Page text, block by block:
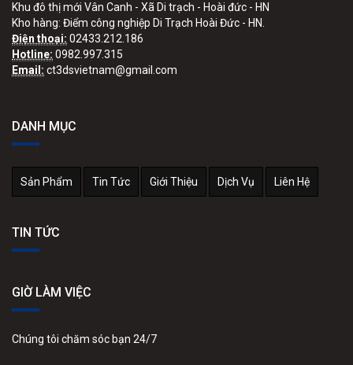
Khu đô thị mới Vân Canh - Xã Di trạch - Hoài đức - HN
Kho hàng: Điểm công nghiệp Di Trạch Hoài Đức - HN.
Điện thoại: 02433.212.186
Hotline: 0982.997.315
Email: ct3dsvietnam@gmail.com
DANH MỤC
Sản Phẩm Tin Tức Giới Thiệu Dịch Vụ Liên Hệ
TIN TỨC
GIỜ LÀM VIỆC
Chúng tôi chăm sóc bạn 24/7